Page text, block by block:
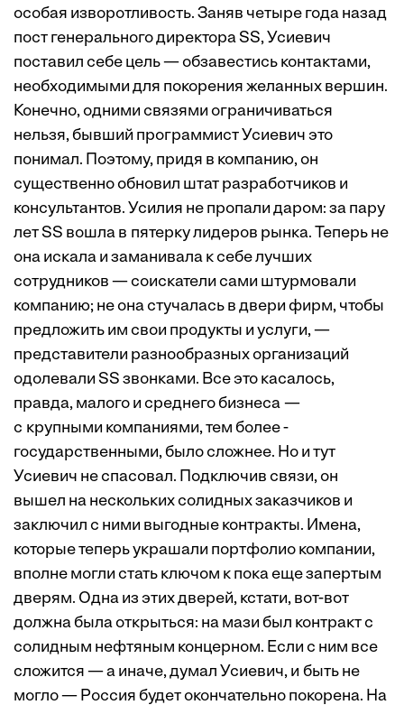
особая изворотливость. Заняв четыре года назад
пост генерального директора SS, Усиевич
поставил себе цель — обзавестись контактами,
необходимыми для покорения желанных вершин.
Конечно, одними связями ограничиваться
нельзя, бывший программист Усиевич это
понимал. Поэтому, придя в компанию, он
существенно обновил штат разработчиков и
консультантов. Усилия не пропали даром: за пару
лет SS вошла в пятерку лидеров рынка. Теперь не
она искала и заманивала к себе лучших
сотрудников — соискатели сами штурмовали
компанию; не она стучалась в двери фирм, чтобы
предложить им свои продукты и услуги, —
представители разнообразных организаций
одолевали SS звонками. Все это касалось,
правда, малого и среднего бизнеса —
с крупными компаниями, тем более ­
государственными, было сложнее. Но и тут
Усиевич не спасовал. Подключив связи, он
вышел на нескольких солидных заказчиков и
заключил с ними выгодные контракты. Имена,
которые теперь украшали портфолио компании,
вполне могли стать ключом к пока еще запертым
дверям. Одна из этих дверей, кстати, вот-вот
должна была открыться: на мази был контракт с
солидным нефтяным концерном. Если с ним все
сложится — а иначе, думал Усиевич, и быть не
могло — Россия будет окончательно покорена. На